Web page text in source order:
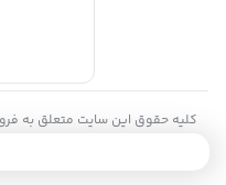
کلیه حقوق این سایت متعلق به